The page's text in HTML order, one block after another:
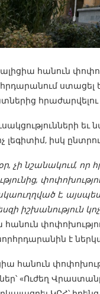
հանուն
ստացել
հրաժարվելու
իսկ
չի նշանակում, որ
է,
իշխանություն
հանուն
է
հանուն
«Ուժեղ